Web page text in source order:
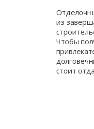
из
Чтобы
стоит